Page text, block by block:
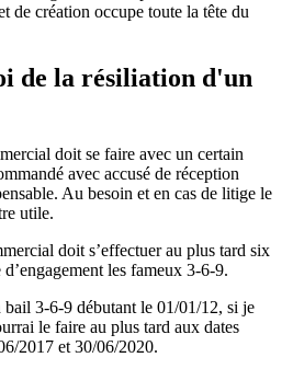
de création occupe toute la tête du
de la résiliation d'un
doit se faire avec un certain
avec accusé de réception
Au besoin et en cas de litige le
utile.
doit s’effectuer au plus tard six
les fameux 3-6-9.
bail 3-6-9 débutant le 01/01/12, si je
le faire au plus tard aux dates
2017 et 30/06/2020.